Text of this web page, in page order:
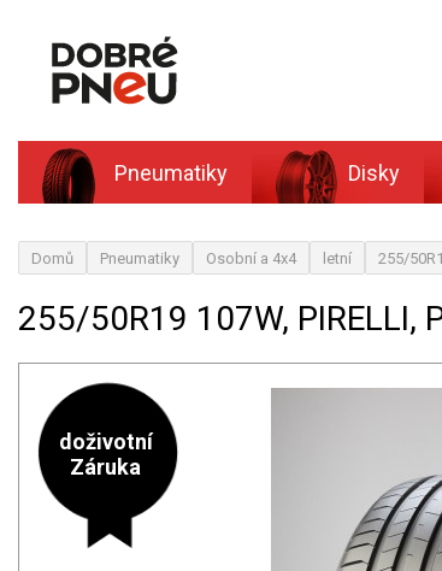
Pneumatiky Disky
Domů Pneumatiky Osobní a 4x4 letní 255/
255/50R19 107W, PIRELLI,
doživotní
Záruka